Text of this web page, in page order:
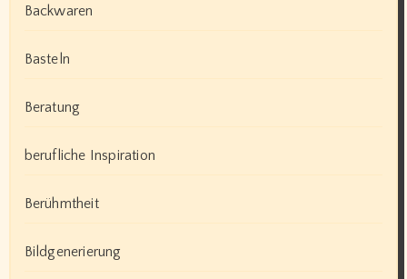
Backwaren
Basteln
Beratung
berufliche Inspiration
Berühmtheit
Bildgenerierung